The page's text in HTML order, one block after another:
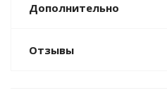
Дополнительно
Отзывы